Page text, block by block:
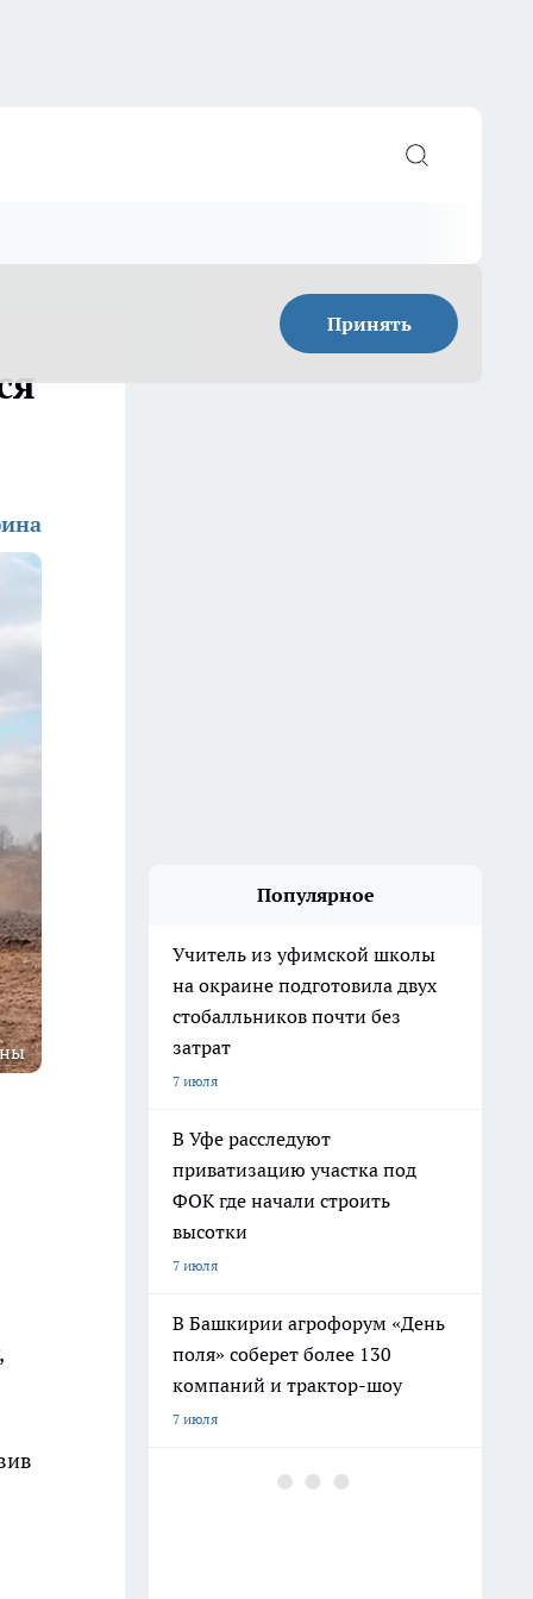
Принять
Популярное
Учитель из уфимской школы
на окраине подготовила двух
стобалльников почти без
затрат
7 июля
В Уфе расследуют
приватизацию участка под
ФОК где начали строить
высотки
7 июля
В Башкирии агрофорум «День
поля» соберет более 130
компаний и трактор-шоу
7 июля
Уфа возглавила список городов